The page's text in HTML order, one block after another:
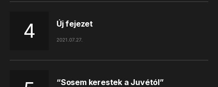
Új fejezet
2021.07.27.
“Sosem kerestek a Juvétól”